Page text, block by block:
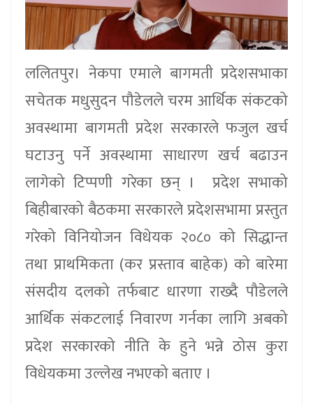
ललितपुर। नेकपा एमाले बागमती प्रदेशसभाका
सचेतक मधुसुदन पौडेलले चरम आर्थिक संकटको
अवस्थामा बागमती प्रदेश सरकारले फजुल खर्च
घटाउनु पर्ने अवस्थामा साधारण खर्च बढाउन
लागेको टिप्पणी गरेका छन् । प्रदेश सभाको
बिहीबारको बैठकमा सरकारले प्रदेशसभामा प्रस्तुत
गरेको विनियोजन विधेयक २०८० को सिद्धान्त
तथा प्राथमिकता (कर प्रस्ताव बाहेक) को बारेमा
संसदीय दलको तर्फबाट धारणा राख्दै पौडेलले
आर्थिक संकटलाई निवारण गर्नका लागि अबको
प्रदेश सरकारको नीति के हुने भन्ने ठोस कुरा
विधेयकमा उल्लेख नभएको बताए ।